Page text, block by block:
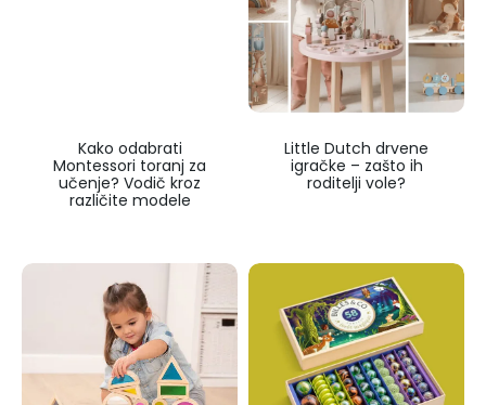
Kako odabrati
Montessori toranj za
učenje? Vodič kroz
različite modele
Little Dutch drvene
igračke – zašto ih
roditelji vole?